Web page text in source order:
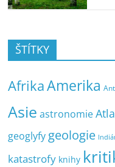
ŠTÍTKY
AfrikaAmerika
Asie astronomie
geoglyfy geologie
katastrofy knihy